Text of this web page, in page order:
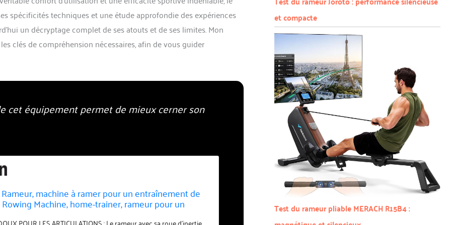
spécificités techniques et une étude approfondie des expériences
un décryptage complet de ses atouts et de ses limites. Mon
clés de compréhension nécessaires, afin de vous guider
cet équipement permet de mieux cerner son
machine à ramer pour un entraînement de
Machine, home-trainer, rameur pour un
domicile 150kg, pliable, résistance magnétique 8-
et compacte
Test du rameur pliable MERACH R15B4 :